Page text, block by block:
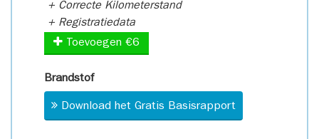
+ Correcte Kilometerstand
+ Registratiedata
Toevoegen €6
Brandstof
Download het Gratis Basisrapport